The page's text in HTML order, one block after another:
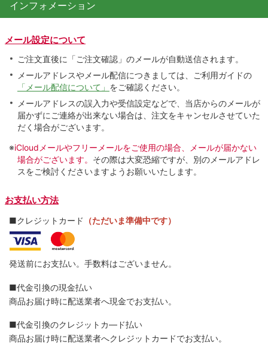
インフォメーション
メール設定について
ご注文直後に「ご注文確認」のメールが自動送信されます。
メールアドレスやメール配信につきましては、ご利用ガイドの
「メール配信について」 をご確認ください。
メールアドレスの誤入力や受信設定などで、当店からのメールが
届かずにご連絡が出来ない場合は、注文をキャンセルさせていた
だく場合がございます。
※iCloudメールやフリーメールをご使用の場合、メールが届かない
場合がございます。 その際は大変恐縮ですが、別のメールアドレ
スをご検討くださいますようお願いいたします。
お支払い方法
■クレジットカード （ただいま準備中です）
発送前にお支払い。手数料はございません。
■代金引換の現金払い
商品お届け時に配送業者へ現金でお支払い。
■代金引換のクレジットカ―ド払い
商品お届け時に配送業者へクレジットカードでお支払い。